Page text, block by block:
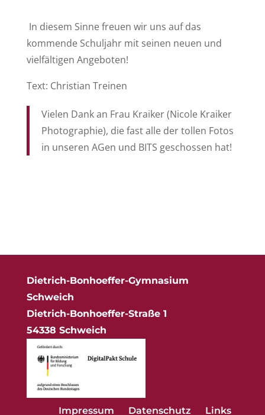
In diesem Sinne freuen wir uns auf das
kommende Schuljahr mit seinen neuen und
vielfältigen Angeboten!
Text: Christian Treinen
Vielen Dank an Frau Kraiker (Nicole Kraiker
Photographie), die fast alle der tollen Fotos
in unseren AGen und BITS geschossen hat!
Dietrich-Bonhoeffer-Gymnasium
Schweich
Dietrich-Bonhoeffer-Straße 1
54338 Schweich
Impressum Datenschutz Links